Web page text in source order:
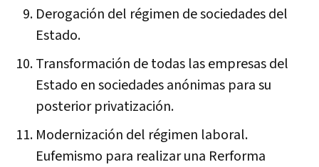
Derogación del régimen de sociedades del
Estado.
Transformación de todas las empresas del
Estado en sociedades anónimas para su
posterior privatización.
Modernización del régimen laboral.
Eufemismo para realizar una Rerforma